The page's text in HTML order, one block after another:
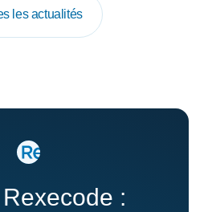
les actualités
: